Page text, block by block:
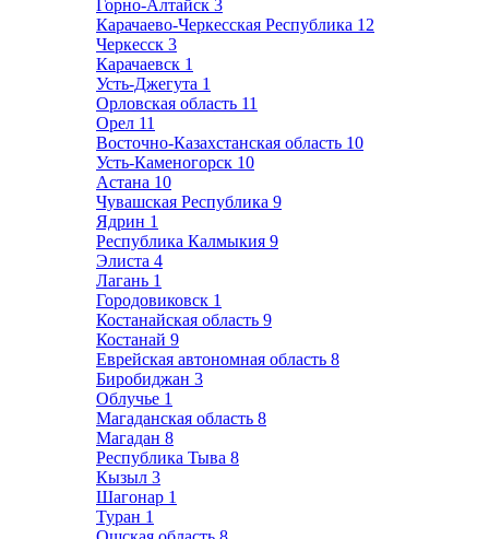
Горно-Алтайск 3
Карачаево-Черкесская Республика 12
Черкесск 3
Карачаевск 1
Усть-Джегута 1
Орловская область 11
Орел 11
Восточно-Казахстанская область 10
Усть-Каменогорск 10
Астана 10
Чувашская Республика 9
Ядрин 1
Республика Калмыкия 9
Элиста 4
Лагань 1
Городовиковск 1
Костанайская область 9
Костанай 9
Еврейская автономная область 8
Биробиджан 3
Облучье 1
Магаданская область 8
Магадан 8
Республика Тыва 8
Кызыл 3
Шагонар 1
Туран 1